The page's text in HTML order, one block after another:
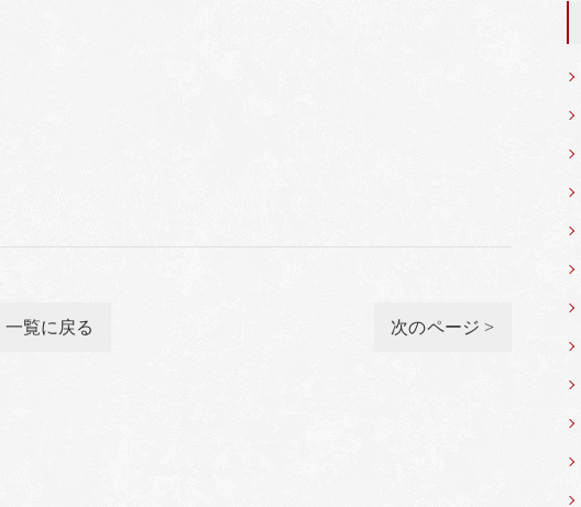
一覧に戻る 次のページ >